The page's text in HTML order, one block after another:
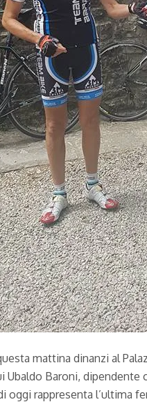
mattina dinanzi al
Ubaldo Baroni,
oggi rappresenta